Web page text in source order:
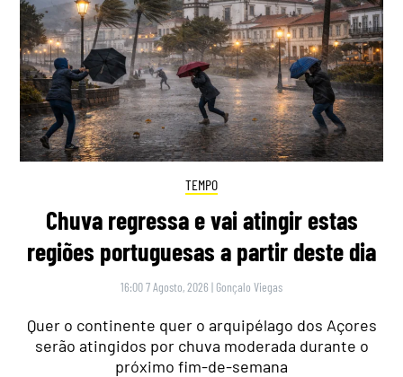
TEMPO
Chuva regressa e vai atingir estas
regiões portuguesas a partir deste dia
16:00 7 Agosto, 2026 | Gonçalo Viegas
Quer o continente quer o arquipélago dos Açores
serão atingidos por chuva moderada durante o
próximo fim-de-semana